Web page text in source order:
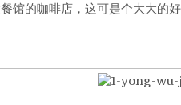
馆的咖啡店，这可是个大大的